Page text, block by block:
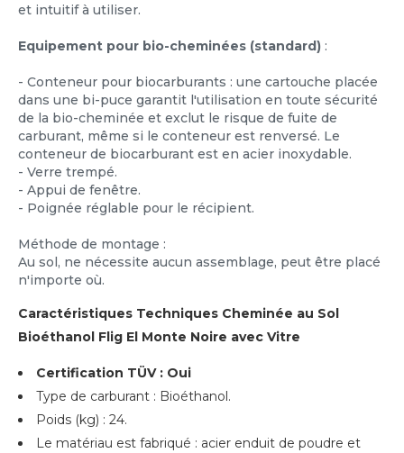
et intuitif à utiliser.
Equipement pour bio-cheminées (standard) :
- Conteneur pour biocarburants : une cartouche placée
dans une bi-puce garantit l'utilisation en toute sécurité
de la bio-cheminée et exclut le risque de fuite de
carburant, même si le conteneur est renversé. Le
conteneur de biocarburant est en acier inoxydable.
- Verre trempé.
- Appui de fenêtre.
- Poignée réglable pour le récipient.
Méthode de montage :
Au sol, ne nécessite aucun assemblage, peut être placé
n'importe où.
Caractéristiques Techniques Cheminée au Sol
Bioéthanol Flig El Monte Noire avec Vitre
Certification TÜV : Oui
Type de carburant : Bioéthanol.
Poids (kg) : 24.
Le matériau est fabriqué : acier enduit de poudre et